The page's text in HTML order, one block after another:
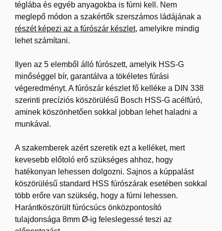
téglába és egyéb anyagokba is fúrni kell. Nem
meglepő módon a szakértők szerszámos ládájának a
részét képezi az a fúrószár készlet, amelyikre mindig
lehet számítani.
Ilyen az 5 elemből álló fúrószett, amelyik HSS-G
minőséggel bír, garantálva a tökéletes fúrási
végeredményt. A fúrószár készlet fő kelléke a DIN 338
szerinti precíziós köszörülésű Bosch HSS-G acélfúró,
aminek köszönhetően sokkal jobban lehet haladni a
munkával.
A szakemberek azért szeretik ezt a kelléket, mert
kevesebb előtoló erő szükséges ahhoz, hogy
hatékonyan lehessen dolgozni. Sajnos a kúppalást
köszörülésű standard HSS fúrószárak esetében sokkal
több erőre van szükség, hogy a fúrni lehessen.
Harántköszörült fúrócsúcs önközpontosító
tulajdonsága 8mm Ø-ig feleslegessé teszi az